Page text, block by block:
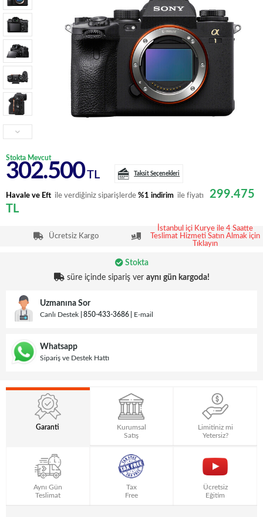
Stokta Mevcut
302.500TL Taksit Seçenekleri
Havale ve Eft ile verdiğiniz siparişlerde %1 indirim ile fiyatı
299.475
TL
Ücretsiz Kargo
İstanbul içi Kurye ile 4 Saatte
Teslimat Hizmeti Satın Almak için
Tıklayın
Stokta
süre içinde sipariş ver aynı gün kargoda!
Uzmanına Sor
Canlı Destek 850-433-3686 E-mail
Whatsapp
Sipariş ve Destek Hattı
Garanti
Kurumsal
Satış
Limitiniz mi
Yetersiz?
Aynı Gün
Teslimat
Tax
Free
Ücretsiz
Eğitim